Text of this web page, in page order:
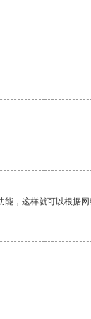
，这样就可以根据